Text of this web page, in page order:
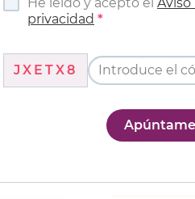
privacidad
JXETX8